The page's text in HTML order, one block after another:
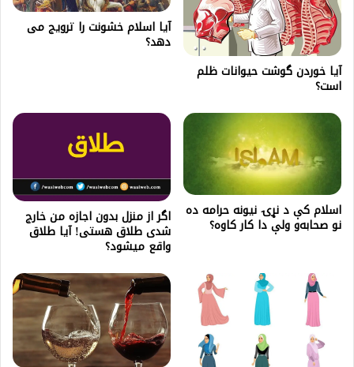
آیا خوردن گوشت حيوانات ظلم
است؟
آیا اسلام خشونت را ترویج می
دهد؟
اسلام کې د نړۍ نيونه حرامه ده
نو صحابه‌و ولې دا کار کاوه؟ اگر از منزل بدون اجازه من خارج
شدی طلاق هستی! آیا طلاق
واقع میشود؟